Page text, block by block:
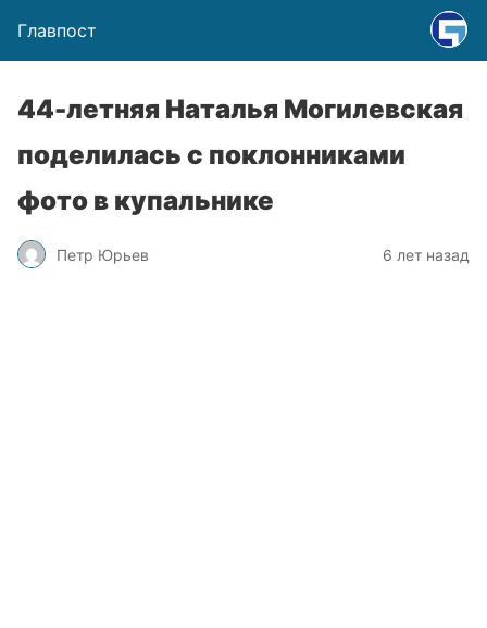
Главпост
44-летняя Наталья Могилевская
поделилась с поклонниками
фото в купальнике
Петр Юрьев 6 лет назад